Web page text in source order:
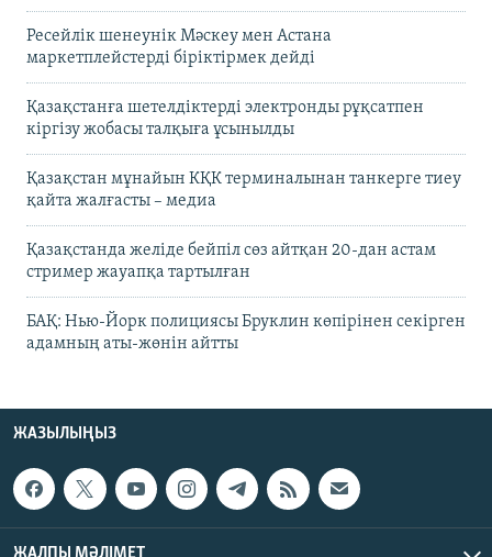
Ресейлік шенеунік Мәскеу мен Астана
маркетплейстерді біріктірмек дейді
Қазақстанға шетелдіктерді электронды рұқсатпен
кіргізу жобасы талқыға ұсынылды
Қазақстан мұнайын КҚК терминалынан танкерге тиеу
қайта жалғасты – медиа
Қазақстанда желіде бейпіл сөз айтқан 20-дан астам
стример жауапқа тартылған
БАҚ: Нью-Йорк полициясы Бруклин көпірінен секірген
адамның аты-жөнін айтты
ЖАЗЫЛЫҢЫЗ